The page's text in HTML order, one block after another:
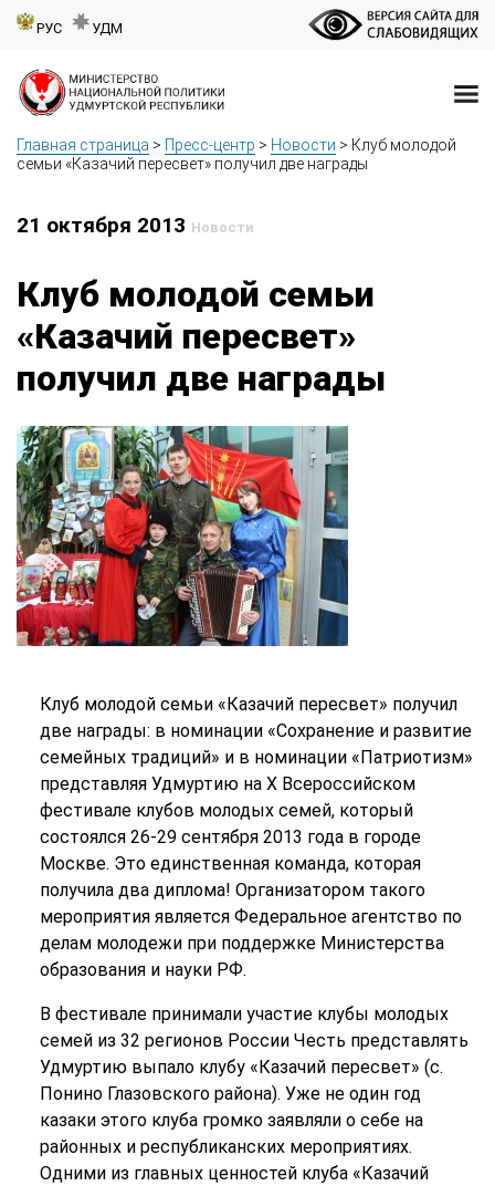
РУС УДМ
Главная страница > Пресс-центр > Новости > Клуб молодой
семьи «Казачий пересвет» получил две награды
21 октября 2013 Новости
Клуб молодой семьи
«Казачий пересвет»
получил две награды
Клуб молодой семьи «Казачий пересвет» получил
две награды: в номинации «Сохранение и развитие
семейных традиций» и в номинации «Патриотизм»
представляя Удмуртию на X Всероссийском
фестивале клубов молодых семей, который
состоялся 26-29 сентября 2013 года в городе
Москве. Это единственная команда, которая
получила два диплома! Организатором такого
мероприятия является Федеральное агентство по
делам молодежи при поддержке Министерства
образования и науки РФ.
В фестивале принимали участие клубы молодых
семей из 32 регионов России Честь представлять
Удмуртию выпало клубу «Казачий пересвет» (с.
Понино Глазовского района). Уже не один год
казаки этого клуба громко заявляли о себе на
районных и республиканских мероприятиях.
Одними из главных ценностей клуба «Казачий